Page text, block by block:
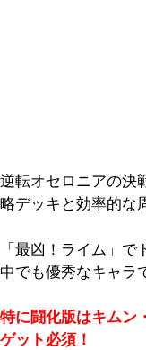
逆転オセロニアの決
略デッキと効率的な
「最凶！ライム」
中でも優秀なキャラ
特に闘化版はキムン
ゲット必須！